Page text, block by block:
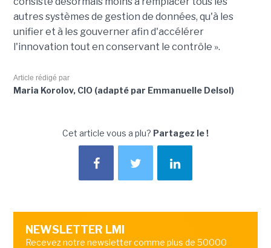
autres systèmes de gestion de données, qu'à les
unifier et à les gouverner afin d'accélérer
l'innovation tout en conservant le contrôle ».
Article rédigé par
Maria Korolov, CIO (adapté par Emmanuelle Delsol)
Cet article vous a plu? Partagez le !
NEWSLETTER LMI
Recevez notre newsletter comme plus de 50000